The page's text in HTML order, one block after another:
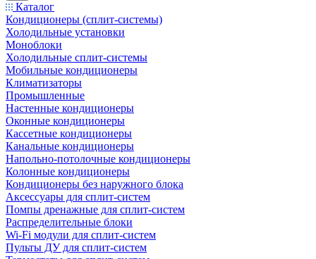
Каталог
Кондиционеры (сплит-системы)
Холодильные установки
Моноблоки
Холодильные сплит-системы
Мобильные кондиционеры
Климатизаторы
Промышленные
Настенные кондиционеры
Оконные кондиционеры
Кассетные кондиционеры
Канальные кондиционеры
Напольно-потолочные кондиционеры
Колонные кондиционеры
Кондиционеры без наружного блока
Аксессуары для сплит-систем
Помпы дренажные для сплит-систем
Распределительные блоки
Wi-Fi модули для сплит-систем
Пульты ДУ для сплит-систем